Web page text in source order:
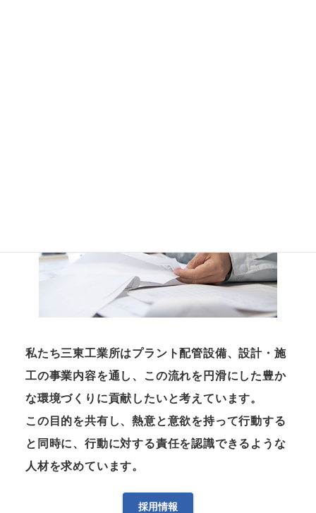
私たち三東工業所はプラント配管設備、設計・施
工の事業内容を通し、この流れを円滑にした豊か
な環境づくりに貢献したいと考えています。
この目的を共有し、熱意と意欲を持って行動する
と同時に、行動に対する責任を認識できるような
人材を求めています。
採用情報